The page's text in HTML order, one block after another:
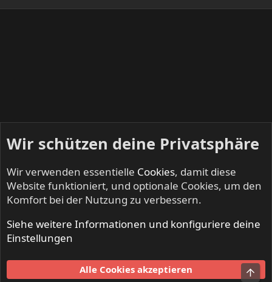
Mitglieder
Nutzungsbedingungen
Datenschutz
Wir schützen deine Privatsphäre
Wir verwenden essentielle Cookies, damit diese
Website funktioniert, und optionale Cookies, um den
Komfort bei der Nutzung zu verbessern.
Siehe weitere Informationen und konfiguriere deine
Einstellungen
Alle Cookies akzeptieren